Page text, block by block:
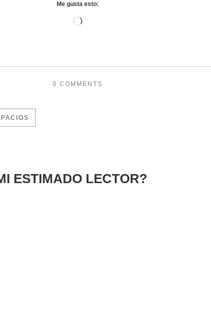
Me gusta esto:
0 COMMENTS
ESTIMADO LECTOR?